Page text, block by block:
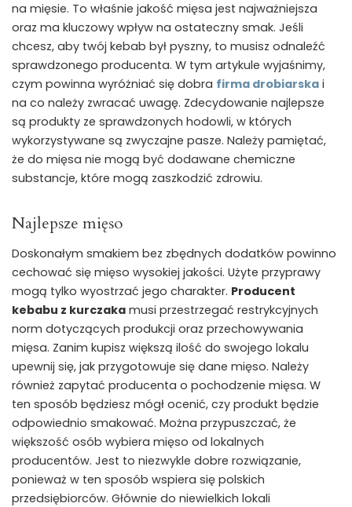
na mięsie. To właśnie jakość mięsa jest najważniejsza
oraz ma kluczowy wpływ na ostateczny smak. Jeśli
chcesz, aby twój kebab był pyszny, to musisz odnaleźć
sprawdzonego producenta. W tym artykule wyjaśnimy,
czym powinna wyróżniać się dobra firma drobiarska i
na co należy zwracać uwagę. Zdecydowanie najlepsze
są produkty ze sprawdzonych hodowli, w których
wykorzystywane są zwyczajne pasze. Należy pamiętać,
że do mięsa nie mogą być dodawane chemiczne
substancje, które mogą zaszkodzić zdrowiu.
Najlepsze mięso
Doskonałym smakiem bez zbędnych dodatków powinno
cechować się mięso wysokiej jakości. Użyte przyprawy
mogą tylko wyostrzać jego charakter. Producent
kebabu z kurczaka musi przestrzegać restrykcyjnych
norm dotyczących produkcji oraz przechowywania
mięsa. Zanim kupisz większą ilość do swojego lokalu
upewnij się, jak przygotowuje się dane mięso. Należy
również zapytać producenta o pochodzenie mięsa. W
ten sposób będziesz mógł ocenić, czy produkt będzie
odpowiednio smakować. Można przypuszczać, że
większość osób wybiera mięso od lokalnych
producentów. Jest to niezwykle dobre rozwiązanie,
ponieważ w ten sposób wspiera się polskich
przedsiębiorców. Głównie do niewielkich lokali